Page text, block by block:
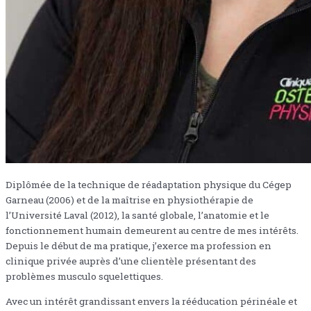
Diplômée de la technique de réadaptation physique du Cégep
Garneau (2006) et de la maîtrise en physiothérapie de
l’Université Laval (2012), la santé globale, l’anatomie et le
fonctionnement humain demeurent au centre de mes intérêts.
Depuis le début de ma pratique, j’exerce ma profession en
clinique privée auprès d’une clientèle présentant des
problèmes musculo squelettiques.
Avec un intérêt grandissant envers la rééducation périnéale et